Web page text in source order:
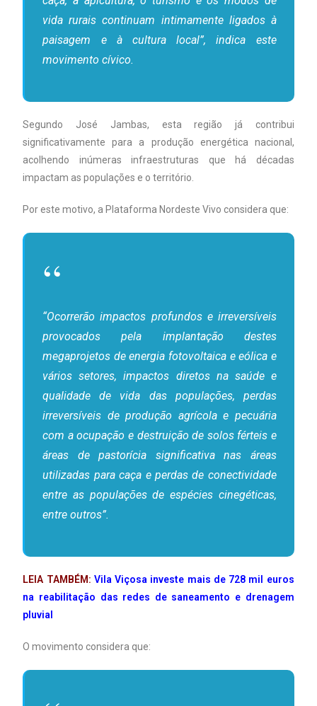
vida rurais continuam intimamente ligados à
paisagem e à cultura local”, indica este
movimento cívico.
Segundo José Jambas, esta região já contribui
significativamente para a produção energética nacional,
acolhendo inúmeras infraestruturas que há décadas
impactam as populações e o território.
Por este motivo, a Plataforma Nordeste Vivo considera que:
“Ocorrerão impactos profundos e irreversíveis
provocados pela implantação destes
megaprojetos de energia fotovoltaica e eólica e
vários setores, impactos diretos na saúde e
qualidade de vida das populações, perdas
irreversíveis de produção agrícola e pecuária
com a ocupação e destruição de solos férteis e
áreas de pastorícia significativa nas áreas
utilizadas para caça e perdas de conectividade
entre as populações de espécies cinegéticas,
entre outros”.
LEIA TAMBÉM: Vila Viçosa investe mais de 728 mil euros
na reabilitação das redes de saneamento e drenagem
pluvial
O movimento considera que: